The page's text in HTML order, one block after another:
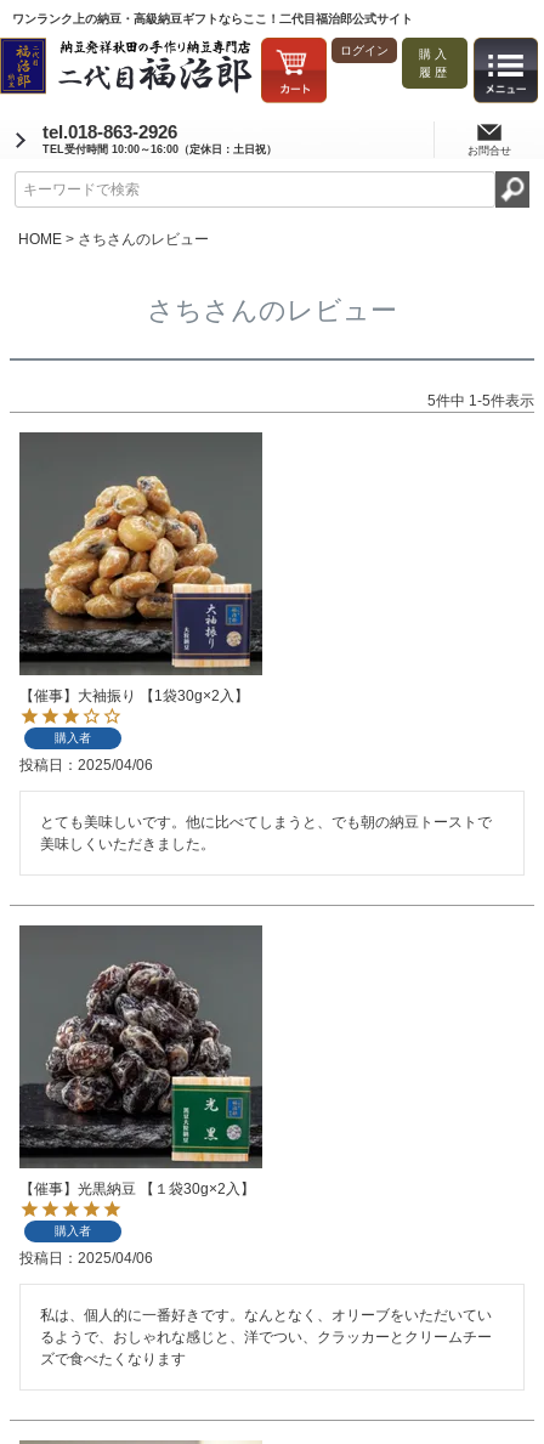
ワンランク上の納豆・高級納豆ギフトならここ！二代目福治郎公式サイト
ログイン
購入
履歴
tel.018-863-2926
TEL受付時間 10:00～16:00（定休日：土日祝） お問合せ
HOME さちさんのレビュー
さちさんのレビュー
5件中 1-5件表示
【催事】大袖振り 【1袋30g×2入】
購入者
投稿日 2025/04/06
とても美味しいです。他に比べてしまうと、でも朝の納豆トーストで
美味しくいただきました。
【催事】光黒納豆 【１袋30g×2入】
購入者
投稿日 2025/04/06
私は、個人的に一番好きです。なんとなく、オリーブをいただいてい
るようで、おしゃれな感じと、洋でつい、クラッカーとクリームチー
ズで食べたくなります